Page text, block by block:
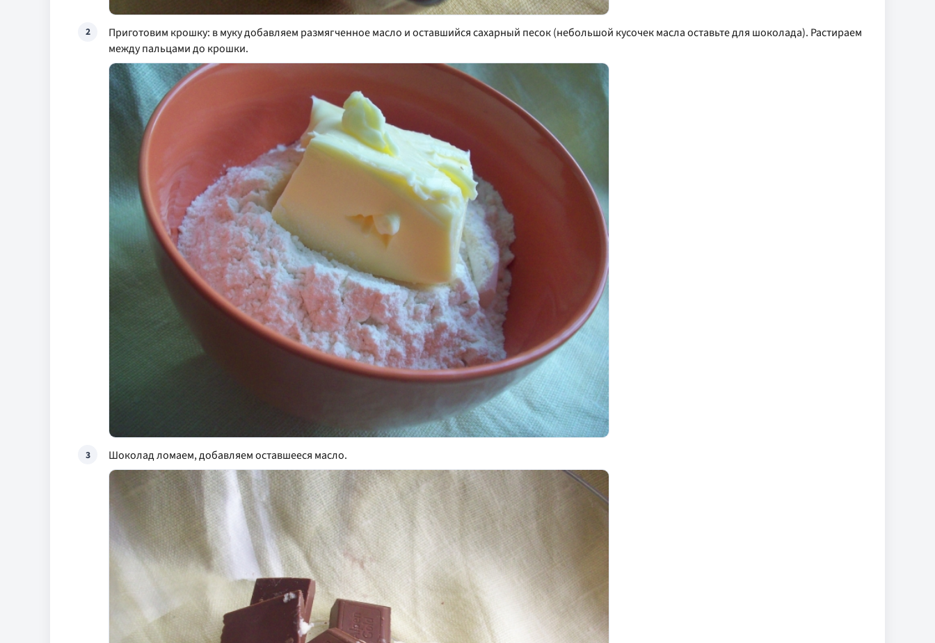
2
Приготовим крошку: в муку добавляем размягченное масло и оставшийся сахарный песок (небольшой кусочек масла оставьте для шоколада). Растираем
между пальцами до крошки.
3 Шоколад ломаем, добавляем оставшееся масло.